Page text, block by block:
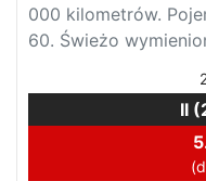
000 kilometrów.
60. Świeżo
II